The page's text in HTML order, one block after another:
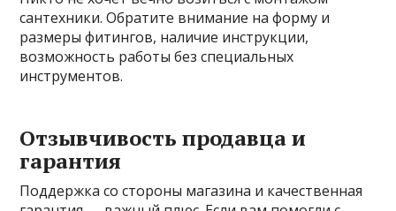
сантехники. Обратите внимание на форму и
размеры фитингов, наличие инструкции,
возможность работы без специальных
инструментов.
Отзывчивость продавца и
гарантия
Поддержка со стороны магазина и качественная